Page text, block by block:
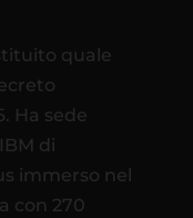
quale
Ha sede
di
immerso nel
con 270